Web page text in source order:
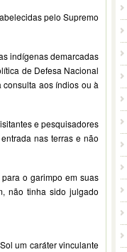
pelo Supremo
indígenas demarcadas
de Defesa Nacional
aos índios ou à
e pesquisadores
nas terras e não
o garimpo em suas
não tinha sido julgado
um caráter vinculante